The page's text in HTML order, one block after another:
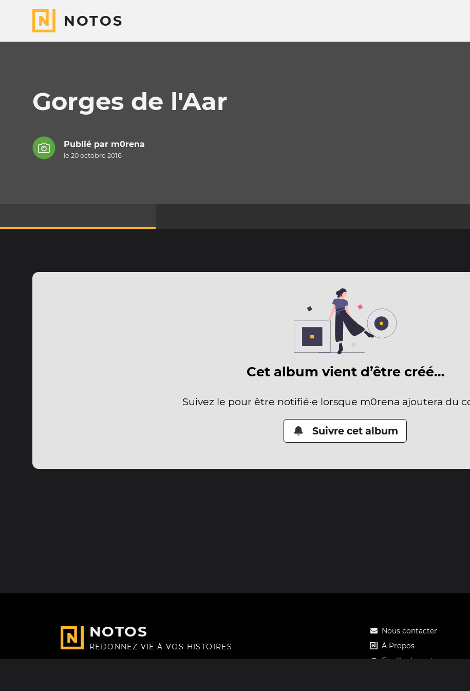
NOTOS
Gorges de l'Aar
Publié par m0rena
le 20 octobre 2016
Cet album vient d’être créé…
Suivez le pour être notifié·e lorsque m0rena ajoutera du
Suivre cet album
NOTOS
REDONNEZ VIE À VOS HISTOIRES
Nous contacter
À Propos
Feuille de route